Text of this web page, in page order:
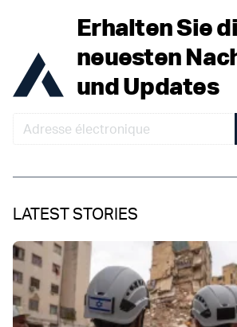
Erhalten Sie
neuesten
und Updates
LATEST STORIES